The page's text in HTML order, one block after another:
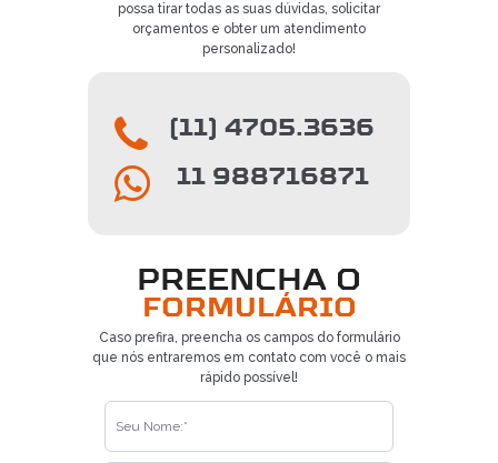
possa tirar todas as suas dúvidas, solicitar
orçamentos e obter um atendimento
personalizado!
(11) 4705.3636
11 988716871
PREENCHA O
FORMULÁRIO
Caso prefira, preencha os campos do formulário
que nós entraremos em contato com você o mais
rápido possível!